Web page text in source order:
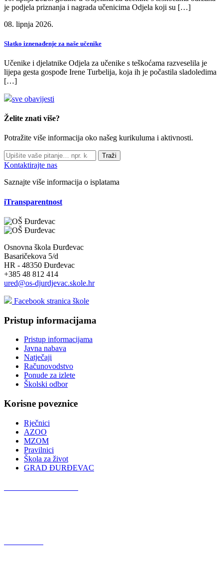
je podjela priznanja i nagrada učenicima Odjela koji su […]
08. lipnja 2026.
Slatko iznenađenje za naše učenike
Učenike i djelatnike Odjela za učenike s teškoćama razveselila je
lijepa gesta gospođe Irene Turbelija, koja ih je počastila sladoledima
[…]
sve obavijesti
Želite znati više?
Potražite više informacija oko našeg kurikuluma i aktivnosti.
Traži
Kontaktirajte nas
Saznajte više informacija o isplatama
iTransparentnost
Osnovna škola Đurđevac
Basaričekova 5/d
HR - 48350 Đurđevac
+385 48 812 414
ured@os-djurdjevac.skole.hr
Facebook stranica škole
Pristup informacijama
Pristup informacijama
Javna nabava
Natječaji
Računovodstvo
Ponude za izlete
Školski odbor
Korisne poveznice
Rječnici
AZOO
MZOM
Pravilnici
Škola za život
GRAD ĐURĐEVAC